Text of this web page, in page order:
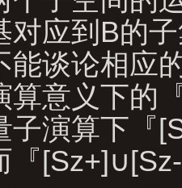
对应到B的
能谈论相应
算意义下的
子演算下『
『